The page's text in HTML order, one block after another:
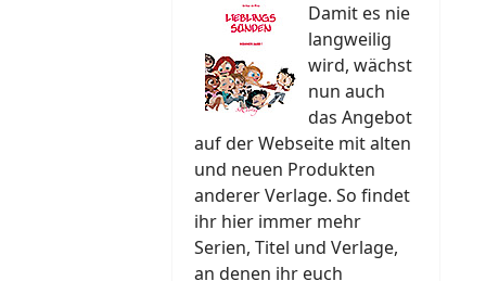
Damit es nie
langweilig
wird, wächst
nun auch
das Angebot
auf der Webseite mit alten
und neuen Produkten
anderer Verlage. So findet
ihr hier immer mehr
Serien, Titel und Verlage,
an denen ihr euch